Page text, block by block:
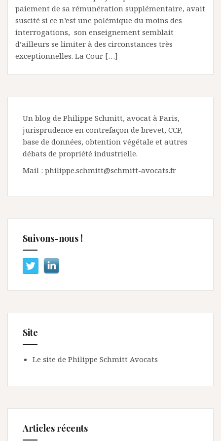
paiement de sa rémunération supplémentaire, avait
suscité si ce n’est une polémique du moins des
interrogations, son enseignement semblait
d’ailleurs se limiter à des circonstances très
exceptionnelles. La Cour […]
Un blog de Philippe Schmitt, avocat à Paris,
jurisprudence en contrefaçon de brevet, CCP,
base de données, obtention végétale et autres
débats de propriété industrielle.
Mail : philippe.schmitt@schmitt-avocats.fr
Suivons-nous !
Site
Le site de Philippe Schmitt Avocats
Articles récents